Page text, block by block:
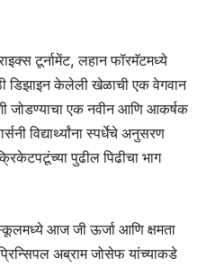
टूर्नामेंट, लहान फॉरमॅटमध्ये
डिझाइन केलेली खेळाची एक वेगवान
जोडण्याचा एक नवीन आणि आकर्षक
विद्यार्थ्यांना स्पर्धेचे अनुसरण
पुढील पिढीचा भाग
आज जी ऊर्जा आणि क्षमता
अब्राम जोसेफ यांच्याकडे